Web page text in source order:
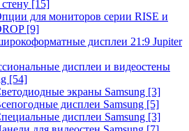
[15]
для мониторов серии RISE и
[9]
дисплеи 21:9 Jupiter
дисплеи и видеостены
[54]
экраны Samsung [3]
дисплеи Samsung [5]
дисплеи Samsung [3]